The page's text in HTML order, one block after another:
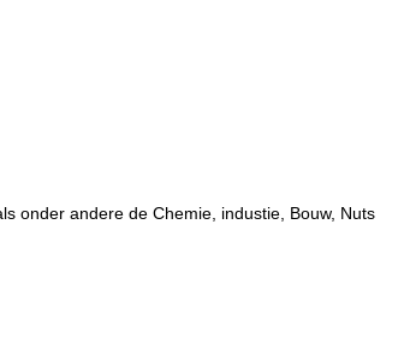
onder andere de Chemie, industie, Bouw, Nuts